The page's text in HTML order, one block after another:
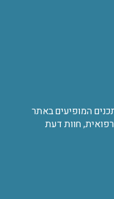
המופיעים באתר
חוות דעת